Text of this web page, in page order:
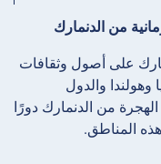
على أصول وثقافات
وهولندا والدول
من الدنمارك دورًا
المناطق.